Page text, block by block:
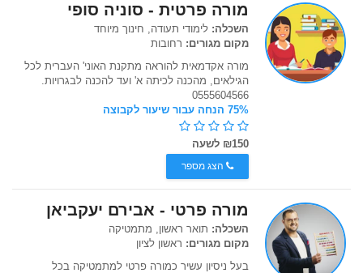
מורה פרטית - סוניה סופי
השכלה: לימודי תעודה, חינוך מיוחד
מקום מגורים: רחובות
מורה אקדמאית להוראה מתקנת האוני' העברית לכל
הגילאים, מהכנה לכיתה א' ועד להכנה לבגרויות.
0555604566
75% הנחה עבור שיעור לקבוצה
₪150 לשעה
הצג מספר
מורה פרטי - אבירם יעקביאן
השכלה: תואר ראשון, מתמטיקה
מקום מגורים: ראשון לציון
בעל ניסיון עשיר כמורה פרטי למתמטיקה בכל